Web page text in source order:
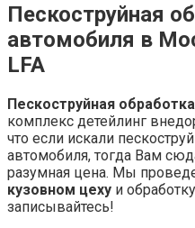
Пескоструйная
автомобиля в
LFA
Пескоструйная
комплекс детейлинг
что если искали
автомобиля, тогда Вам
разумная цена. Мы
кузовном цеху и
записывайтесь!